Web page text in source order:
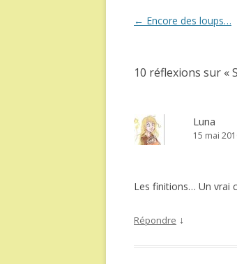
Navigation
← Encore des loups…
10 réflexions sur «
Luna
15 mai
Les finitions… Un vrai
Répondre ↓